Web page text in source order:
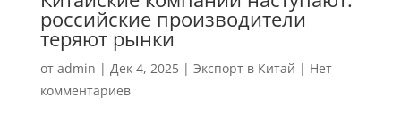
российские производители
теряют рынки
от admin | Дек 4, 2025| Экспорт в Китай | Нет
комментариев